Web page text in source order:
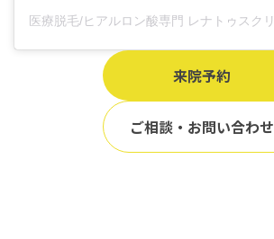
来院予約
ご相談・お問い合わせ